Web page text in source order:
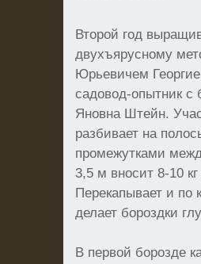
Второй год
двухъярусному
Юрьевичем
садовод-опытник
Яновна Штейн.
разбивает на
промежутками
3,5 м вносит 8-10
Перекапывает и по
делает бороздки
В первой борозде